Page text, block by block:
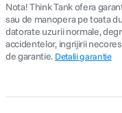
Nota! Think Tank ofera
sau de manopera pe toata
datorate uzurii normale,
accidentelor, ingrijirii
de garantie. Detalii garantie